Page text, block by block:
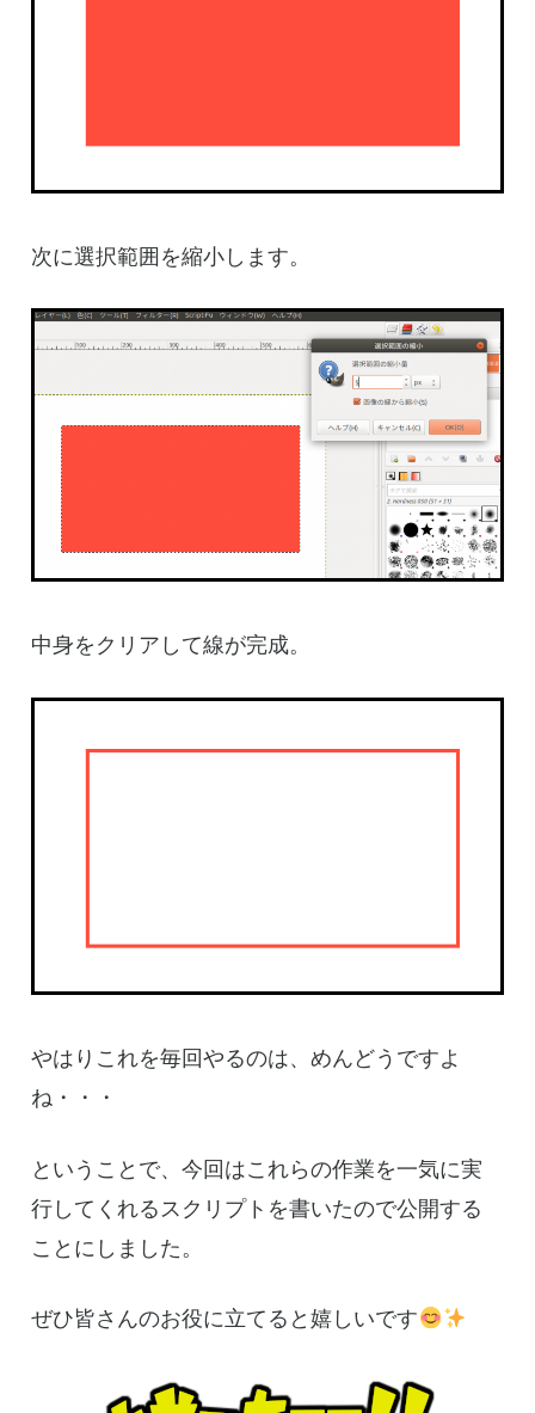
次に選択範囲を縮小します。
中身をクリアして線が完成。
やはりこれを毎回やるのは、めんどうですよ
ね・・・
ということで、今回はこれらの作業を一気に実
行してくれるスクリプトを書いたので公開する
ことにしました。
ぜひ皆さんのお役に立てると嬉しいです